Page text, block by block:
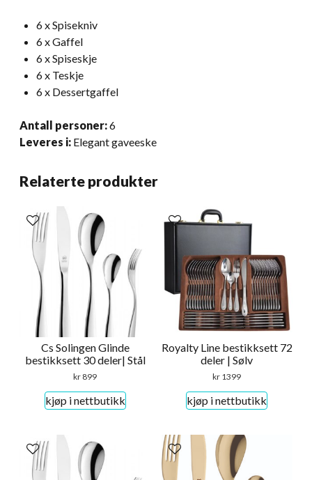
6 x Spisekniv
6 x Gaffel
6 x Spiseskje
6 x Teskje
6 x Dessertgaffel
Antall personer:6
Leveres i: Elegant gaveeske
Relaterte produkter
Cs Solingen Glinde
bestikksett 30 deler| Stål
kr 899
kjøp i nettbutikk
Royalty Line bestikksett 72
deler | Sølv
kr 1399
kjøp i nettbutikk